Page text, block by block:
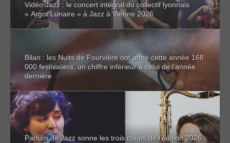
Vidéo Jazz : le concert intégral du collectif lyonnais
« Argot Lunaire » à Jazz à Vienne 2026
Bilan : les Nuits de Fourvière ont attiré cette année 168
000 festivaliers, un chiffre inférieur à celui de l’année
dernière
Parfum de Jazz sonne les trois coups de l’édition 2026